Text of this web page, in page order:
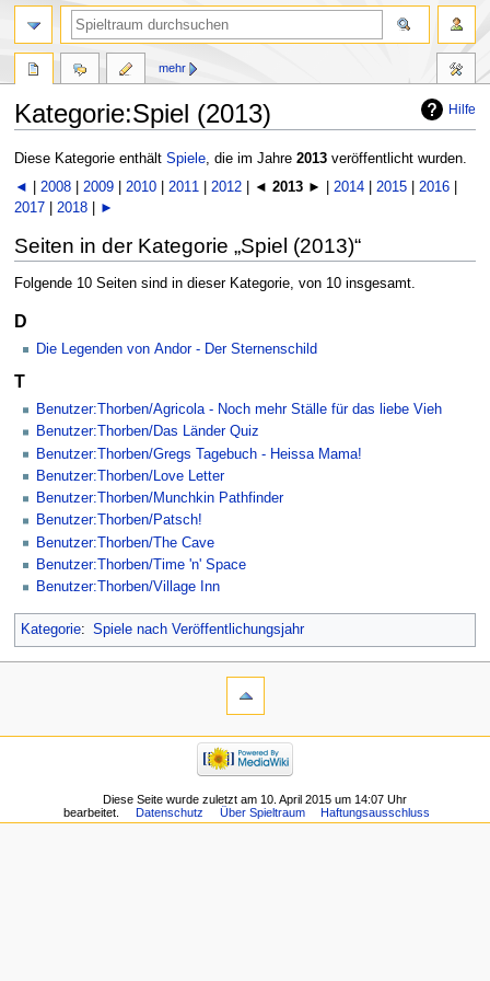
Hilfe
Kategorie:Spiel (2013)
Zur
Navigation
springen
Zur
Suche
springen
Diese Kategorie enthält Spiele, die im Jahre 2013veröffentlicht wurden.
◄
2008| 2009| 2010| 2011 2012| ◄ 2013► | 2014| 2015| 2016|
2017| 2018| ►
Seiten in der Kategorie „Spiel (2013)“
Folgende 10 Seiten sind in dieser Kategorie, von 10 insgesamt.
D
Die Legenden von Andor - Der Sternenschild
T
Benutzer:Thorben/Agricola - Noch mehr Ställe für das liebe Vieh
Benutzer:Thorben/Das Länder Quiz
Benutzer:Thorben/Gregs Tagebuch - Heissa Mama!
Benutzer:Thorben/Love Letter
Benutzer:Thorben/Munchkin Pathfinder
Benutzer:Thorben/Patsch!
Benutzer:Thorben/The Cave
Benutzer:Thorben/Time 'n' Space
Benutzer:Thorben/Village Inn
Kategorie: Spiele nach Veröffentlichungsjahr
mehr
Diese Seite wurde zuletzt am 10. April 2015 um 14:07 Uhr
bearbeitet.
Datenschutz Über Spieltraum Haftungsausschluss